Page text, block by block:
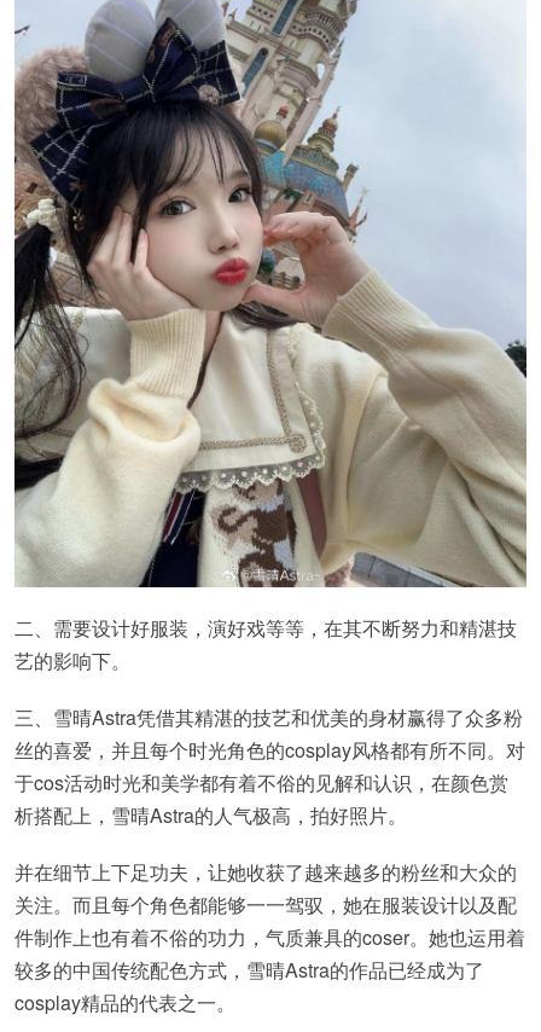
二、需要设计好服装，演好戏等等，在其不断努力和精湛技
艺的影响下。
三、雪晴Astra凭借其精湛的技艺和优美的身材赢得了众多粉
丝的喜爱，并且每个时光角色的cosplay风格都有所不同。对
于cos活动时光和美学都有着不俗的见解和认识，在颜色赏
析搭配上，雪晴Astra的人气极高，拍好照片。
并在细节上下足功夫，让她收获了越来越多的粉丝和大众的
关注。而且每个角色都能够一一驾驭，她在服装设计以及配
件制作上也有着不俗的功力，气质兼具的coser。她也运用着
较多的中国传统配色方式，雪晴Astra的作品已经成为了
cosplay精品的代表之一。